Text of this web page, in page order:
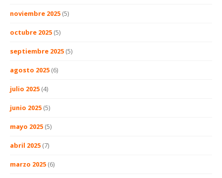
noviembre 2025 (5)
octubre 2025 (5)
septiembre 2025 (5)
agosto 2025 (6)
julio 2025 (4)
junio 2025 (5)
mayo 2025 (5)
abril 2025 (7)
marzo 2025 (6)